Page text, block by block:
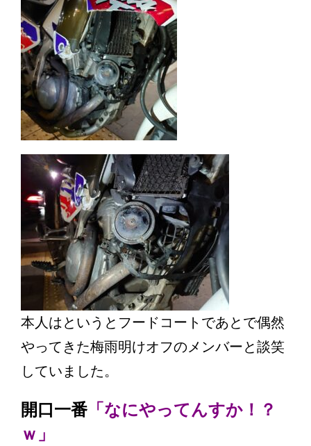
本人はというとフードコートであとで偶然
やってきた梅雨明けオフのメンバーと談笑
していました。
開口一番 「なにやってんすか！？
ｗ」